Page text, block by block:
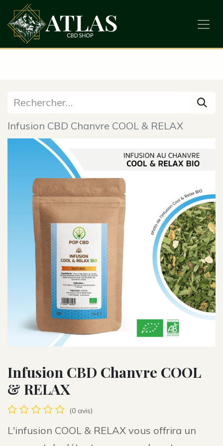
Infusion CBD Chanvre COOL & RELAX
Infusion CBD Chanvre COOL
& RELAX
(0 avis)
L'infusion COOL & RELAX vous offrira un